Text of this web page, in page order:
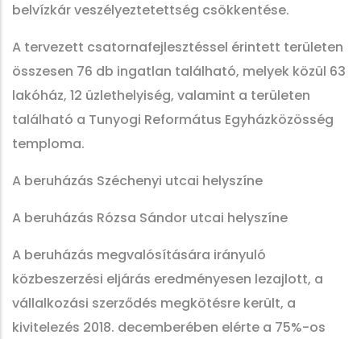
belvízkár veszélyeztetettség csökkentése.
A tervezett csatornafejlesztéssel érintett területen
összesen 76 db ingatlan található, melyek közül 63
lakóház, 12 üzlethelyiség, valamint a területen
található a Tunyogi Református Egyházközösség
temploma.
A beruházás Széchenyi utcai helyszíne
A beruházás Rózsa Sándor utcai helyszíne
A beruházás megvalósítására irányuló
közbeszerzési eljárás eredményesen lezajlott, a
vállalkozási szerződés megkötésre került, a
kivitelezés 2018. decemberében elérte a 75%-os